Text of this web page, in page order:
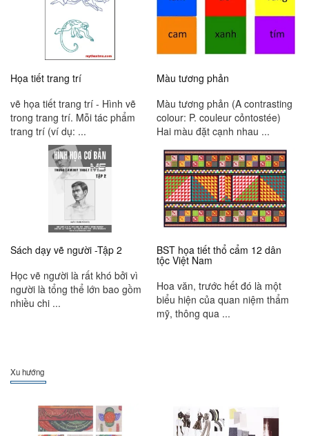
Họa tiết trang trí
vẽ họa tiết trang trí - Hình vẽ
trong trang trí. Mỗi tác phẩm
trang trí (ví dụ: ...
Màu tương phản
Màu tương phản (A contrasting
colour: P. couleur cỏntostée)
Hai màu đặt cạnh nhau ...
Sách dạy vẽ người -Tập 2
Học vẽ người là rất khó bởi vì
người là tổng thể lớn bao gồm
nhiều chi ...
BST họa tiết thổ cẩm 12 dân
tộc Việt Nam
Hoa văn, trước hết đó là một
biểu hiện của quan niệm thẩm
mỹ, thông qua ...
Xu hướng